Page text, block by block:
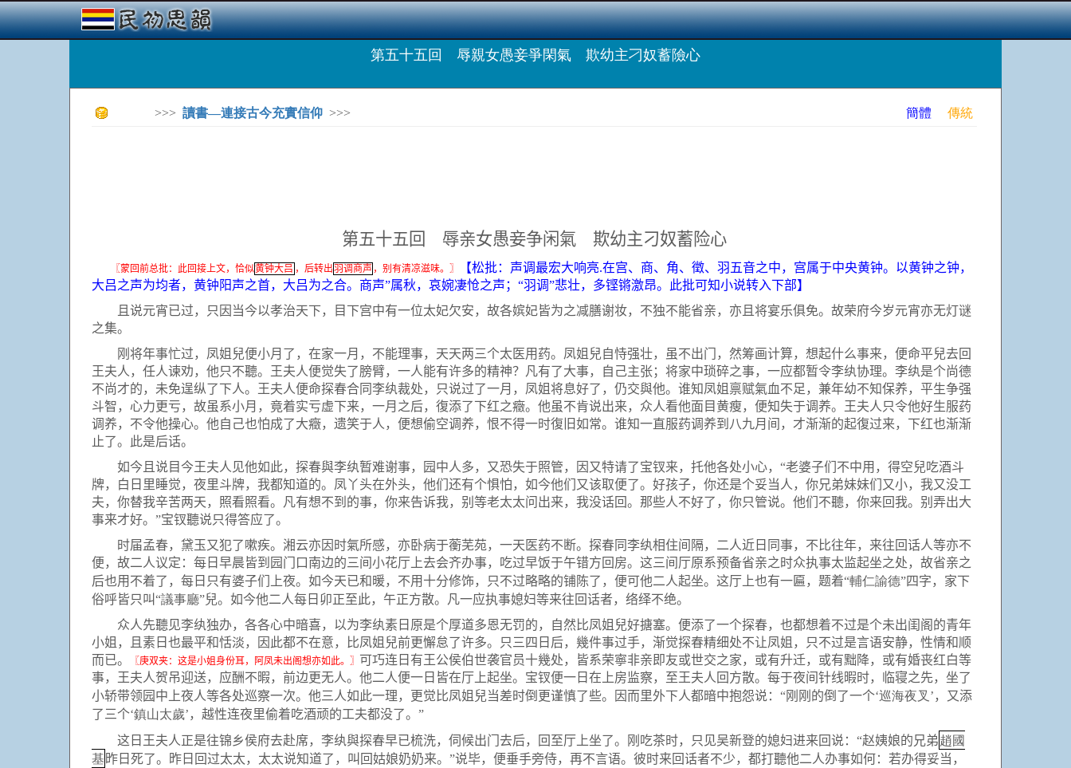
第五十五回 辱親女愚妾爭閑氣 欺幼主刁奴蓄險心
>>> 讀書—連接古今充實信仰 >>> 簡體 傳統
第五十五回 辱亲女愚妾争闲氣 欺幼主刁奴蓄险心
〖蒙回前总批：此回接上文，恰似黄钟大吕 ，后转出羽调商声 ，别有清凉滋味。〗 【松批：声调最宏大响亮.在宫、商、角、徵、羽五音之中，宫属于中央黄钟。以黄钟之钟，
大吕之声为均者，黄钟阳声之首，大吕为之合。商声”属秋，哀婉凄怆之声； “羽调”悲壮，多铿锵激昂。此批可知小说转入下部】
且说元宵已过，只因当今以孝治天下，目下宫中有一位太妃欠安，故各嫔妃皆为之减膳谢妆，不独不能省亲，亦且将宴乐俱免。故荣府今岁元宵亦无灯谜
之集。
刚将年事忙过，凤姐兒便小月了，在家一月，不能理事，天天两三个太医用药。凤姐兒自恃强壮，虽不出门，然筹画计算，想起什么事来，便命平兒去回
王夫人，任人谏劝，他只不聽。王夫人便觉失了膀臂，一人能有许多的精神？凡有了大事，自己主张；将家中琐碎之事，一应都暂令李纨协理。李纨是个尚德
不尚才的，未免逞纵了下人。王夫人便命探春合同李纨裁处，只说过了一月，凤姐将息好了，仍交與他。谁知凤姐禀赋氣血不足，兼年幼不知保养，平生争强
斗智，心力更亏，故虽系小月，竟着实亏虚下来，一月之后，復添了下红之癥。他虽不肯说出来，众人看他面目黄瘦，便知失于调养。王夫人只令他好生服药
调养，不令他操心。他自己也怕成了大癥，遗笑于人，便想偷空调养，恨不得一时復旧如常。谁知一直服药调养到八九月间，才渐渐的起復过来，下红也渐渐
止了。此是后话。
如今且说目今王夫人见他如此，探春與李纨暂难谢事，园中人多，又恐失于照管，因又特请了宝钗来，托他各处小心，“老婆子们不中用，得空兒吃酒斗
牌，白日里睡觉，夜里斗牌，我都知道的。凤丫头在外头，他们还有个惧怕，如今他们又该取便了。好孩子，你还是个妥当人，你兄弟妹妹们又小，我又没工
夫，你替我辛苦两天，照看照看。凡有想不到的事，你来告诉我，别等老太太问出来，我没话回。那些人不好了，你只管说。他们不聽，你来回我。别弄出大
事来才好。”宝钗聽说只得答应了。
时届孟春，黛玉又犯了嗽疾。湘云亦因时氣所感，亦卧病于蘅芜苑，一天医药不断。探春同李纨相住间隔，二人近日同事，不比往年，来往回话人等亦不
便，故二人议定：每日早晨皆到园门口南边的三间小花厅上去会齐办事，吃过早饭于午错方回房。这三间厅原系预备省亲之时众执事太监起坐之处，故省亲之
后也用不着了，每日只有婆子们上夜。如今天已和暖，不用十分修饰，只不过略略的铺陈了，便可他二人起坐。这厅上也有一匾，题着“輔仁諭德”四字，家下
俗呼皆只叫“議事廳”兒。如今他二人每日卯正至此，午正方散。凡一应执事媳妇等来往回话者，络绎不绝。
众人先聽见李纨独办，各各心中暗喜，以为李纨素日原是个厚道多恩无罚的，自然比凤姐兒好搪塞。便添了一个探春，也都想着不过是个未出闺阁的青年
小姐，且素日也最平和恬淡，因此都不在意，比凤姐兒前更懈怠了许多。只三四日后，幾件事过手，渐觉探春精细处不让凤姐，只不过是言语安静，性情和顺
而已。
〖庚双夹：这是小姐身份耳，阿凤未出阁想亦如此。〗 可巧连日有王公侯伯世袭官员十幾处，皆系荣寧非亲即友或世交之家，或有升迁，或有黜降，或有婚丧红白等
事，王夫人贺吊迎送，应酬不暇，前边更无人。他二人便一日皆在厅上起坐。宝钗便一日在上房监察，至王夫人回方散。每于夜间针线暇时，临寝之先，坐了
小轿带领园中上夜人等各处巡察一次。他三人如此一理，更觉比凤姐兒当差时倒更谨慎了些。因而里外下人都暗中抱怨说：“刚刚的倒了一个‘巡海夜叉 ’，又添
了三个‘鎮山太歲’，越性连夜里偷着吃酒顽的工夫都没了。”
这日王夫人正是往锦乡侯府去赴席，李纨與探春早已梳洗，伺候出门去后，回至厅上坐了。刚吃茶时，只见吴新登的媳妇进来回说：“赵姨娘的兄弟趙國
基 昨日死了。昨日回过太太，太太说知道了，叫回姑娘奶奶来。”说毕，便垂手旁侍，再不言语。彼时来回话者不少，都打聽他二人办事如何：若办得妥当，